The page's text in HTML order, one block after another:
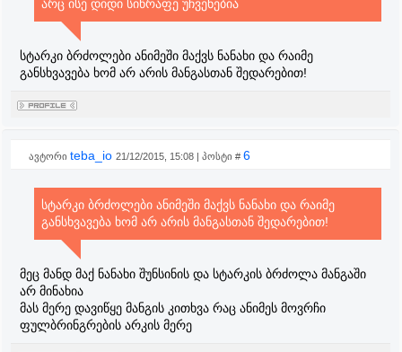
არც ისე დიდი სიწრაფე უჩვენებია
სტარკი ბრძოლები ანიმეში მაქვს ნანახი და რაიმე
განსხვავება ხომ არ არის მანგასთან შედარებით!
ავტორი teba_io 21/12/2015, 15:08 | პოსტი # 6
სტარკი ბრძოლები ანიმეში მაქვს ნანახი და რაიმე
განსხვავება ხომ არ არის მანგასთან შედარებით!
მეც მანდ მაქ ნანახი შუნსინის და სტარკის ბრძოლა მანგაში
არ მინახია
მას მერე დავიწყე მანგის კითხვა რაც ანიმეს მოვრჩი
ფულბრინგრების არკის მერე